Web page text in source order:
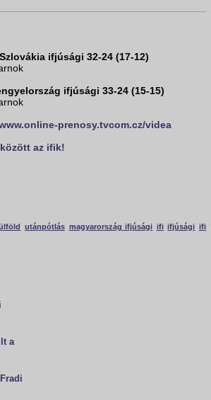
ifjúsági 32-24 (17-12)
ifjúsági 33-24 (15-15)
prenosy.tvcom.cz/videa
az ifik!
utánpótlás magyarország ifjúsági ifi ifjúsági ifi
a